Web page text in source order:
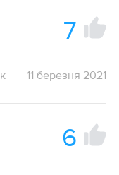
7
11 березня 2021
6